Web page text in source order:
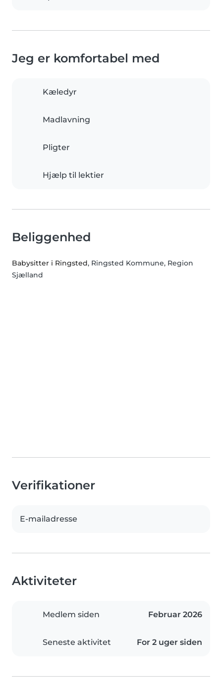
Jeg er komfortabel med
Kæledyr
Madlavning
Pligter
Hjælp til lektier
Beliggenhed
Babysitter i Ringsted, Ringsted Kommune, Region
Sjælland
Verifikationer
E-mailadresse
Aktiviteter
Medlem siden Februar 2026
Seneste aktivitet For 2 uger siden